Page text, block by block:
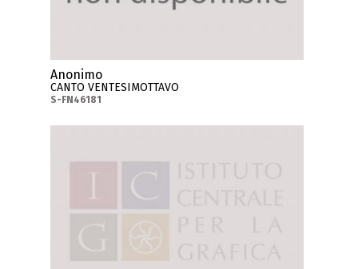
Anonimo
CANTO VENTESIMOTTAVO
S-FN46181